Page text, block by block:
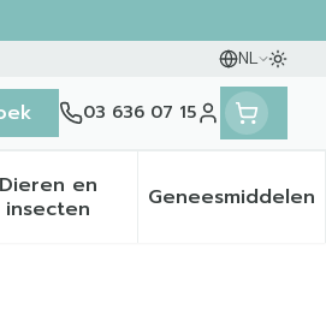
NL
Talen
03 636 07 15
Klant menu
categorie
voor Thuiszorg en EHBO
Dieren en
insectenToon submenu voor
Geneesmiddelen
Toon